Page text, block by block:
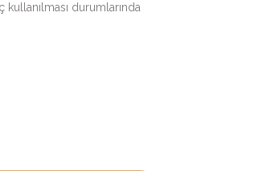
durumlarında